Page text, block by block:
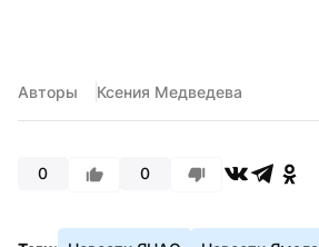
Авторы Ксения Медведева
0 0